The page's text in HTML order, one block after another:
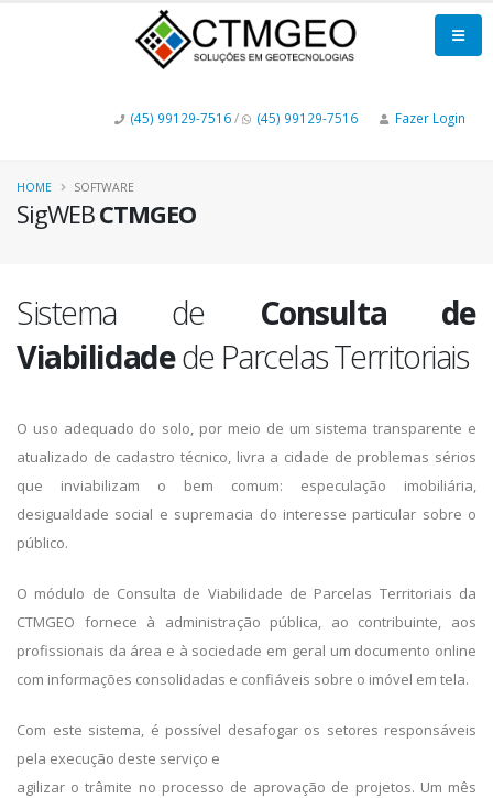
(45) 99129-7516/ (45) 99129-7516 Fazer Login
SigWEBCTMGEO
HOME SOFTWARE
Sistema de Consulta de
Viabilidadede Parcelas Territoriais
O uso adequado do solo, por meio de um sistema transparente e
atualizado de cadastro técnico, livra a cidade de problemas sérios
que inviabilizam o bem comum: especulação imobiliária,
desigualdade social e supremacia do interesse particular sobre o
público.
O módulo de Consulta de Viabilidade de Parcelas Territoriais da
CTMGEO fornece à administração pública, ao contribuinte, aos
profissionais da área e à sociedade em geral um documento online
com informações consolidadas e confiáveis sobre o imóvel em tela.
Com este sistema, é possível desafogar os setores responsáveis
pela execução deste serviço e
agilizar o trâmite no processo de aprovação de projetos. Um mês